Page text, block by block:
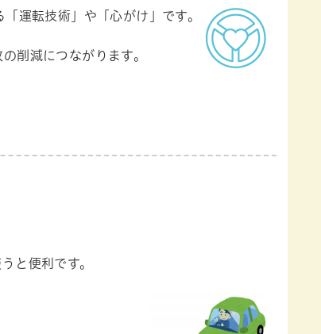
運転技術」や「心がけ」です。
削減につながります。
と便利です。